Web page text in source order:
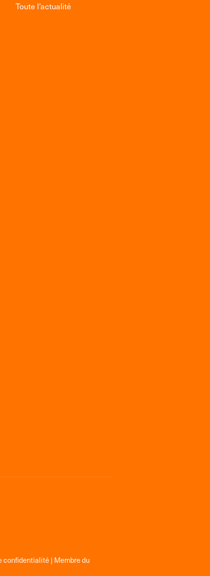
Toute l’actualité
confidentialité| Membre du